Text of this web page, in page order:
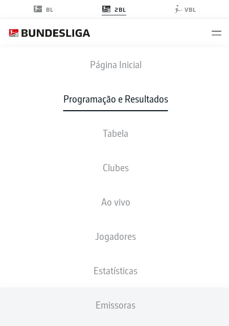
BL 2BL VBL
Página Inicial
Programação e Resultados
Tabela
Clubes
Ao vivo
Jogadores
Estatísticas
Emissoras
FCM FCK
2 0
ESCALAÇÕES
ESCALAÇÃO INICIAL